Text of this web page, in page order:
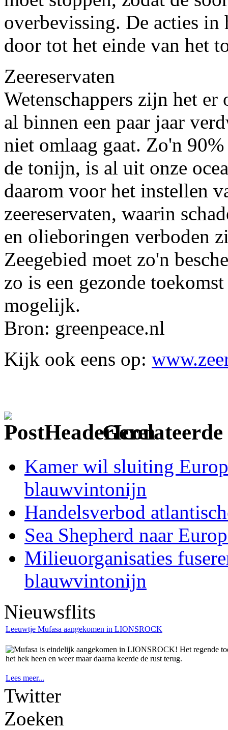
overbevissing. De acties in
door tot het einde van het
Zeereservaten
Wetenschappers zijn het
al binnen een paar jaar
niet omlaag gaat. Zo'n
de tonijn, is al uit onze
daarom voor het instellen
zeereservaten, waarin
en olieboringen verboden
Zeegebied moet zo'n
zo is een gezonde
mogelijk.
Bron: greenpeace.nl
Kijk ook eens op:
Kamer wil sluiting
blauwvintonijn
Handelsverbod
Sea Shepherd naar
Milieuorganisaties
blauwvintonijn
Nieuwsflits
Leeuwtje Mufasa aangekomen in LIONSROCK
Mufasa is eindelijk aangekomen in LIONSROCK! Het regende
het hek heen en weer maar daarna keerde de rust terug.
Lees meer...
Twitter
Zoeken